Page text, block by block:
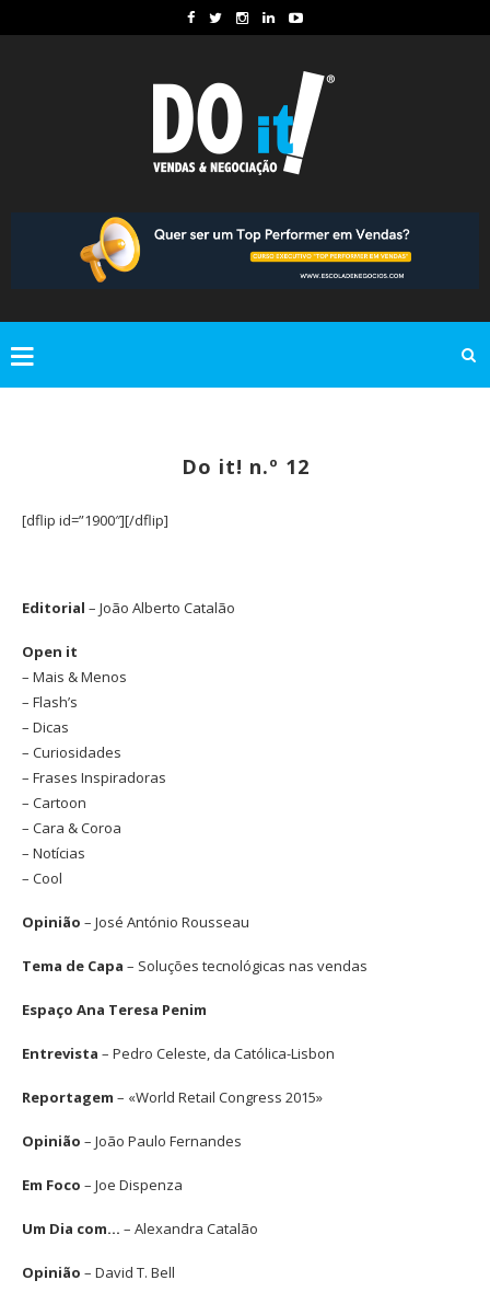
Do it! n.º 12
[dflip id=”1900″][/dflip]
Editorial – João Alberto Catalão
Open it
– Mais & Menos
– Flash’s
– Dicas
– Curiosidades
– Frases Inspiradoras
– Cartoon
– Cara & Coroa
– Notícias
– Cool
Opinião – José António Rousseau
Tema de Capa – Soluções tecnológicas nas vendas
Espaço Ana Teresa Penim
Entrevista – Pedro Celeste, da Católica-Lisbon
Reportagem – «World Retail Congress 2015»
Opinião – João Paulo Fernandes
Em Foco – Joe Dispenza
Um Dia com… – Alexandra Catalão
Opinião – David T. Bell